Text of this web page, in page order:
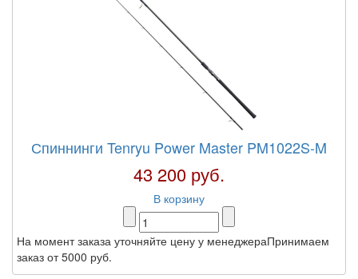
Спиннинги Tenryu Power Master PM1022S-M
43 200 руб.
В корзину
На момент заказа уточняйте цену у менеджераПринимаем
заказ от 5000 руб.